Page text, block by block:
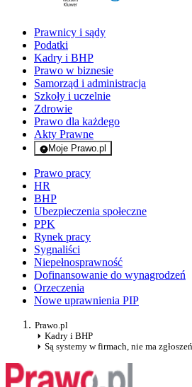
Prawnicy i sądy
Podatki
Kadry i BHP
Prawo w biznesie
Samorząd i administracja
Szkoły i uczelnie
Zdrowie
Prawo dla każdego
Akty Prawne
Moje Prawo.pl
- rejestracja i logowanie do
Prawo pracy
HR
BHP
Ubezpieczenia społeczne
PPK
Rynek pracy
Sygnaliści
Niepełnosprawność
Dofinansowanie do wynagrodzeń
Orzeczenia
Nowe uprawnienia PIP
Prawo.pl
Kadry i BHP
Są systemy w firmach, nie ma